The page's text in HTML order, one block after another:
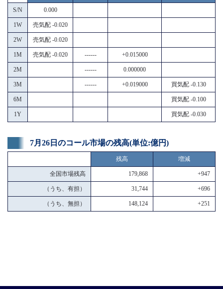
S/N 0.000
1W 売気配 -0.020
2W 売気配 -0.020
1M 売気配 -0.020 ------ +0.015000
2M ------ 0.000000
3M ------ +0.019000 買気配 -0.130
6M 買気配 -0.100
1Y 買気配 -0.030
7月26日のコール市場の残高(単位:億円)
残高 増減
全国市場残高 179,868 +947
（うち、有担） 31,744 +696
（うち、無担） 148,124 +251